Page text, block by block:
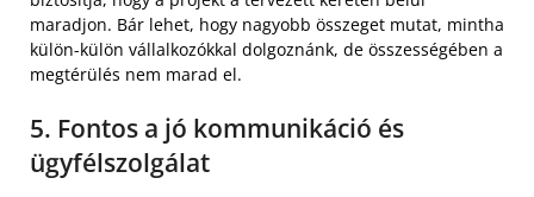
maradjon. Bár lehet, hogy nagyobb összeget mutat, mintha
külön-külön vállalkozókkal dolgoznánk, de összességében a
megtérülés nem marad el.
5. Fontos a jó kommunikáció és
ügyfélszolgálat